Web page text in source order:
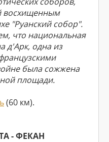
восхищенным
"Руанский собор".
что национальная
д'Арк, одна из
была сожжена
площади.
(60 км).
- ФЕКАН